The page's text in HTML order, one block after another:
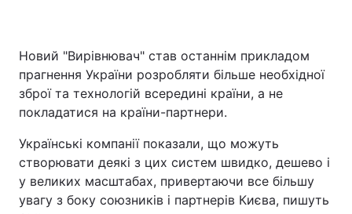
Новий "Вирівнювач" став останнім прикладом
прагнення України розробляти більше необхідної
зброї та технологій всередині країни, а не
покладатися на країни-партнери.
Українські компанії показали, що можуть
створювати деякі з цих систем швидко, дешево і
у великих масштабах, привертаючи все більшу
увагу з боку союзників і партнерів Києва, пишуть